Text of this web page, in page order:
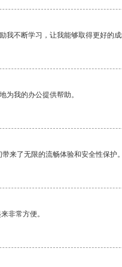
我不断学习，让我能够取得更好的
为我的办公提供帮助。
来了无限的流畅体验和安全性保护
非常方便。